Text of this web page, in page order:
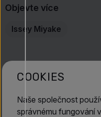
Objevte více
Issey Miyake
COOKIES
Naše společnost
správnému fungování